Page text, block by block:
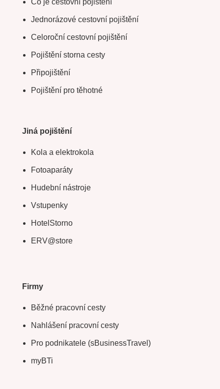
Co je cestovní pojištění
Jednorázové cestovní pojištění
Celoroční cestovní pojištění
Pojištění storna cesty
Připojištění
Pojištění pro těhotné
Jiná pojištění
Kola a elektrokola
Fotoaparáty
Hudební nástroje
Vstupenky
HotelStorno
ERV@store
Firmy
Běžné pracovní cesty
Nahlášení pracovní cesty
Pro podnikatele (sBusinessTravel)
myBTi